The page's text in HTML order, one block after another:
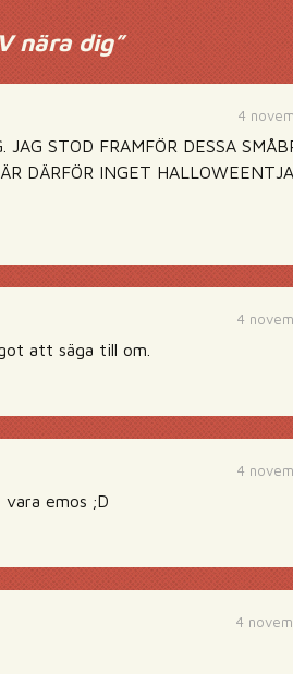
nära dig”
4
STOD FRAMFÖR DESSA
DÄRFÖR INGET
4
att säga till om.
4
emos ;D
4